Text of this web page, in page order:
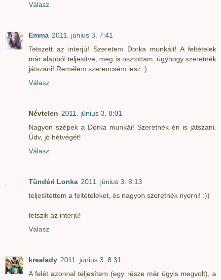
Válasz
Emma 2011. június 3. 7:41
Tetszett az interjú! Szeretem Dorka munkáit! A feltételek
már alapból teljesítve, meg is osztottam, úgyhogy szeretnék
játszani! Remélem szerencsém lesz :)
Válasz
Névtelen 2011. június 3. 8:01
Nagyon szépek a Dorka munkái! Szeretnék én is játszani.
Üdv, jó hétvégét!
Válasz
Tündéri Lonka 2011. június 3. 8:13
teljesítettem a feltételeket, és nagyon szeretnék nyerni! :))
tetszik az interjú!
Válasz
krealady 2011. június 3. 8:31
A felét azonnal teljesítem (egy része már úgyis megvolt), a